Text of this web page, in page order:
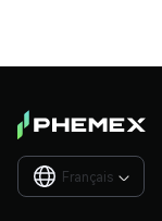
Français 